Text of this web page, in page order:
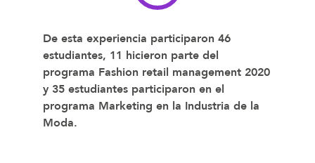
De esta experiencia participaron 46
estudiantes, 11 hicieron parte del
programa Fashion retail management 2020
y 35 estudiantes participaron en el
programa Marketing en la Industria de la
Moda.